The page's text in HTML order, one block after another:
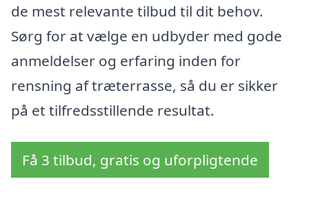
de mest relevante tilbud til dit behov.
Sørg for at vælge en udbyder med gode
anmeldelser og erfaring inden for
rensning af træterrasse, så du er sikker
på et tilfredsstillende resultat.
Få 3 tilbud, gratis og uforpligtende